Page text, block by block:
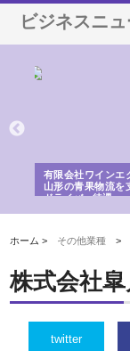
ビジネスニ
有限会社ワインエ
山形の青果物流を
ドライバー待遇
ホーム > その他業種 >
株式会社
twitter